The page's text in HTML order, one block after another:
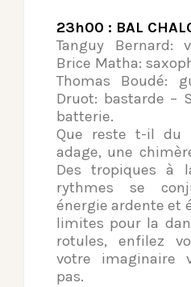
23h00 : BAL
Tanguy Bernard:
Brice Matha:
Thomas Boudé:
Druot: bastarde –
batterie.
Que reste t-il du
adage, une
Des tropiques à
rythmes se
énergie ardente et
limites pour la
rotules, enfilez
votre imaginaire
pas.